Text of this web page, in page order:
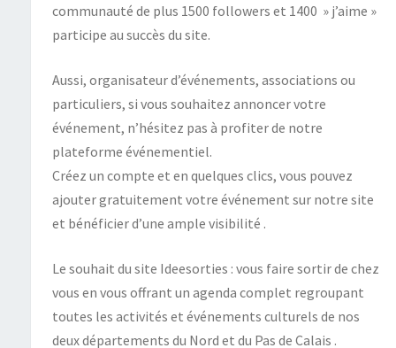
communauté de plus 1500 followers et 1400 » j’aime »
participe au succès du site.
Aussi, organisateur d’événements, associations ou
particuliers, si vous souhaitez annoncer votre
événement, n’hésitez pas à profiter de notre
plateforme événementiel.
Créez un compte et en quelques clics, vous pouvez
ajouter gratuitement votre événement sur notre site
et bénéficier d’une ample visibilité .
Le souhait du site Ideesorties : vous faire sortir de chez
vous en vous offrant un agenda complet regroupant
toutes les activités et événements culturels de nos
deux départements du Nord et du Pas de Calais .